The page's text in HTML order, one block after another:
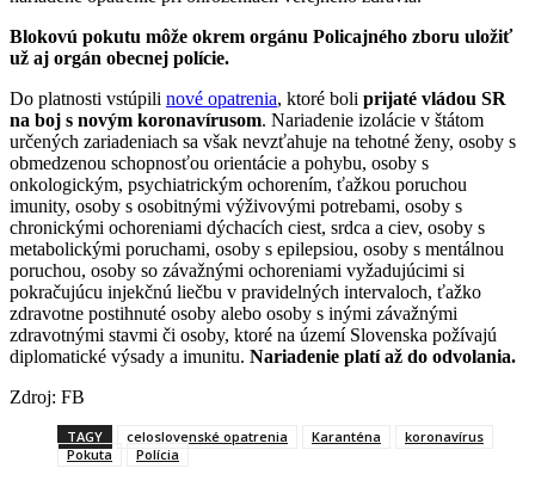
Blokovú pokutu môže okrem orgánu Policajného zboru uložiť
už aj orgán obecnej polície.
Do platnosti vstúpili nové opatrenia, ktoré boli prijaté vládou SR
na boj s novým koronavírusom. Nariadenie izolácie v štátom
určených zariadeniach sa však nevzťahuje na tehotné ženy, osoby s
obmedzenou schopnosťou orientácie a pohybu, osoby s
onkologickým, psychiatrickým ochorením, ťažkou poruchou
imunity, osoby s osobitnými výživovými potrebami, osoby s
chronickými ochoreniami dýchacích ciest, srdca a ciev, osoby s
metabolickými poruchami, osoby s epilepsiou, osoby s mentálnou
poruchou, osoby so závažnými ochoreniami vyžadujúcimi si
pokračujúcu injekčnú liečbu v pravidelných intervaloch, ťažko
zdravotne postihnuté osoby alebo osoby s inými závažnými
zdravotnými stavmi či osoby, ktoré na území Slovenska požívajú
diplomatické výsady a imunitu. Nariadenie platí až do odvolania.
Zdroj: FB
TAGY celoslovenské opatrenia Karanténa
koronavírus
Pokuta
Polícia